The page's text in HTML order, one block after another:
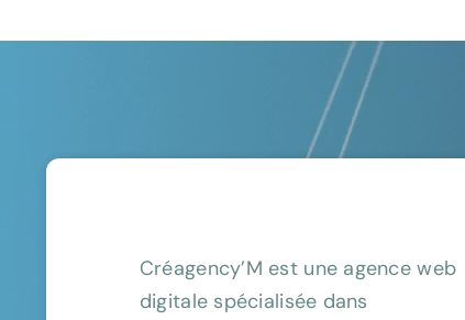
Créagency’M est une agence web
digitale spécialisée dans